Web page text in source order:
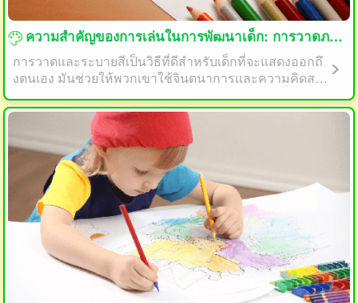
ความสำคัญของการเล่นในการพัฒนาเด็ก: การวาดภาพและเคล็ดลับการสีสามารถช่วยในการพัฒนา
การวาดและระบายสีเป็นวิธีที่ดีสำหรับเด็กที่จะแสดงออกถึ
งตนเอง มันช่วยให้พวกเขาใช้จินตนาการและความคิดสร้
างสรรค์เพื่อสร้างสิ่งที่ไม่เหมือนใคร รูปแบบเกมนี้ยังช่วยใ
ห้เด็กพัฒนาฝีมือด้านสมองเล็ก ๆ การถือดินสอหรือดินสอแ
ละปรับจัดตำแหน่งบนกระดาษช่วยปรับปรุงประสาทตาแล
ะมือ ความแข็งแรงของนิ้วและความชำนาญในการใช้มือ
กำลังโหลด...